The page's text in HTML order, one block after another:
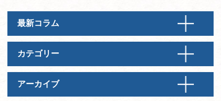
最新コラム
カテゴリー
アーカイブ